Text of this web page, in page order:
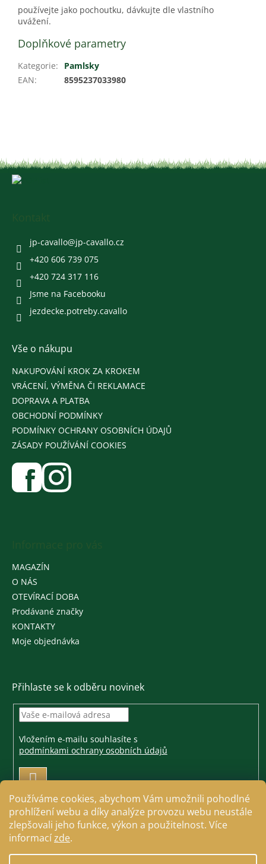
Používáme cookies, abychom Vám umožnili pohodlné
prohlížení webu a díky analýze provozu webu neustále
zlepšovali jeho funkce, výkon a použitelnost. Více
informacízde.
používejte jako pochoutku, dávkujte dle vlastního
uvážení.
Doplňkové parametry
Kategorie:
Pamlsky
EAN: 8595237033980
jp-cavallo@jp-cavallo.cz
+420 606 739 075
+420 724 317 116
Jsme na Facebooku
jezdecke.potreby.cavallo
Vše o nákupu
NAKUPOVÁNÍ KROK ZA KROKEM
VRÁCENÍ, VÝMĚNA ČI REKLAMACE
DOPRAVA A PLATBA
OBCHODNÍ PODMÍNKY
PODMÍNKY OCHRANY OSOBNÍCH ÚDAJŮ
ZÁSADY POUŽÍVÁNÍ COOKIES
MAGAZÍN
O NÁS
OTEVÍRACÍ DOBA
Prodávané značky
KONTAKTY
Moje objednávka
Přihlaste se k odběru novinek
Vložením e-mailu souhlasíte s
podmínkami ochrany osobních údajů
PŘIHLÁSIT